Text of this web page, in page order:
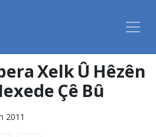
Xelk Û Hêzên
Çê Bû
2011